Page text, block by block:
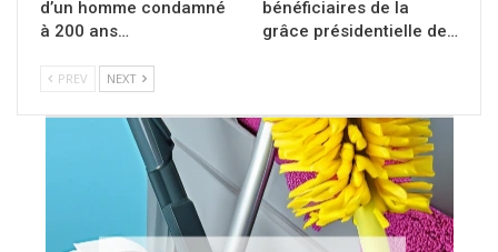
d’un homme condamné
à 200 ans…
bénéficiaires de la
grâce présidentielle de…
PREV NEXT